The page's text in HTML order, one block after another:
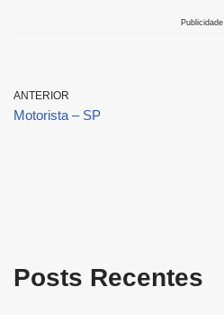
Publicidade
ANTERIOR
Motorista – SP
Posts Recentes